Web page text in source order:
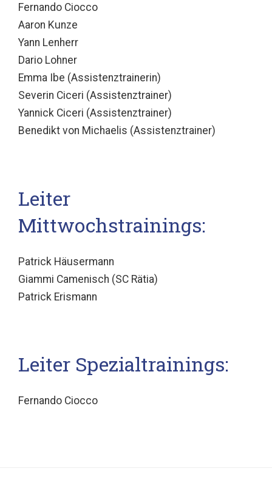
Fernando Ciocco
Aaron Kunze
Yann Lenherr
Dario Lohner
Emma Ibe (Assistenztrainerin)
Severin Ciceri (Assistenztrainer)
Yannick Ciceri (Assistenztrainer)
Benedikt von Michaelis (Assistenztrainer)
Leiter
Mittwochstrainings:
Patrick Häusermann
Giammi Camenisch (SC Rätia)
Patrick Erismann
Leiter Spezialtrainings:
Fernando Ciocco